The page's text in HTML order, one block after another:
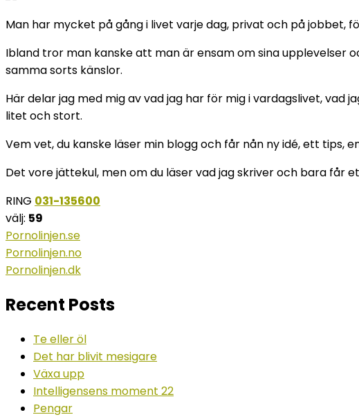
Man har mycket på gång i livet varje dag, privat och på jobbet,
Ibland tror man kanske att man är ensam om sina
samma sorts känslor.
Här delar jag med mig av vad jag har för mig i vardagslivet, vad
litet och stort.
Vem vet, du kanske läser min blogg och får nån ny idé, ett
Det vore jättekul, men om du läser vad jag skriver och bara får
RING 031-135600
välj: 59
Pornolinjen.se
Pornolinjen.no
Pornolinjen.dk
Recent Posts
Te eller öl
Det har blivit mesigare
Växa upp
Intelligensens moment 22
Pengar